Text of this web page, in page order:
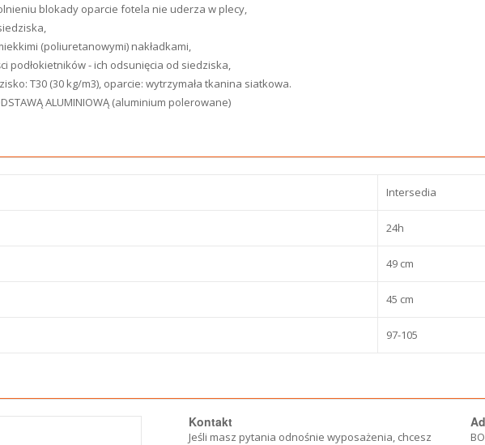
blokady oparcie fotela nie uderza w plecy,
(poliuretanowymi) nakładkami,
podłokietników - ich odsunięcia od siedziska,
T30 (30 kg/m3), oparcie: wytrzymała tkanina siatkowa.
ALUMINIOWĄ (aluminium polerowane)
Intersedia
24h
49 cm
45 cm
97-105
Kontakt
Jeśli masz pytania odnośnie wyposażenia, chcesz